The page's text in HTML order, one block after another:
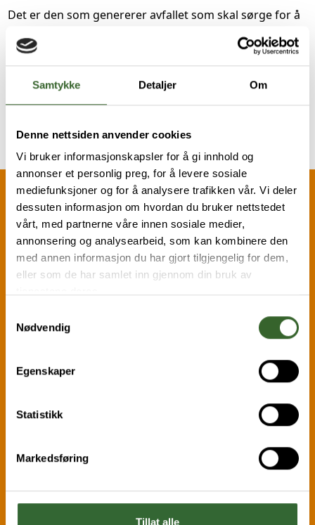
Samtykke Detaljer Om
Denne nettsiden anvender cookies
Vi bruker informasjonskapsler for å gi innhold og
annonser et personlig preg, for å levere sosiale
mediefunksjoner og for å analysere trafikken vår. Vi deler
dessuten informasjon om hvordan du bruker nettstedet
vårt, med partnerne våre innen sosiale medier,
annonsering og analysearbeid, som kan kombinere den
med annen informasjon du har gjort tilgjengelig for dem,
eller som de har samlet inn gjennom din bruk av
Nødvendig
Egenskaper
Statistikk
Markedsføring
Tillat alle
Det er den som genererer avfallet som skal sørge for å
forkant eller leveres sammen med avfallet på
gjenvinningsstasjonen.
Fant du det du lette etter?
Ja Nei
Privat Næring / Containerleie
Din renovasjon
Hvordan sortere
Innsikt